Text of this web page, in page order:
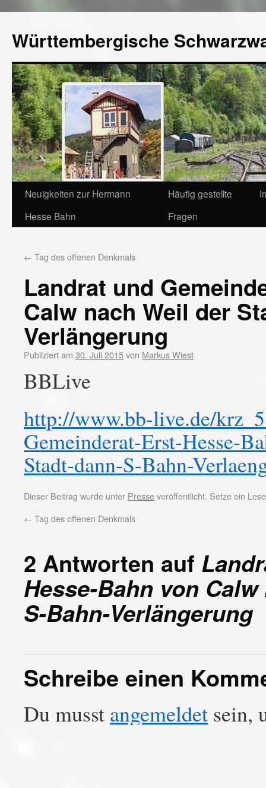
Württembergische
Neuigkeiten zur Hermann
Hesse Bahn
Häufig gestellte
Fragen
← Tag des offenen Denkmals
Landrat und
Calw nach Weil der
Verlängerung
Publiziert am 30. Juli 2015von Markus Wiest
BBLive
http://www.bb-live.de/
Gemeinderat-Erst-Hesse-
Stadt-dann-S-Bahn-
Dieser Beitrag wurde unter Presseveröffentlicht. Setze ein
← Tag des offenen Denkmals
2 Antworten auf
Hesse-Bahn von
S-Bahn-Verlängerung
Schreibe einen
Du musst angemeldet sein,